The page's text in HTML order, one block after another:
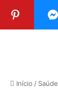
Início / Saúde